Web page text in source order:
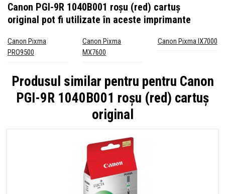
Canon PGI-9R 1040B001 roșu (red) cartuș
original pot fi utilizate în aceste imprimante
Canon Pixma
PRO9500
Canon Pixma
MX7600
Canon Pixma IX7000
Produsul similar pentru pentru Canon
PGI-9R 1040B001 roșu (red) cartuș
original